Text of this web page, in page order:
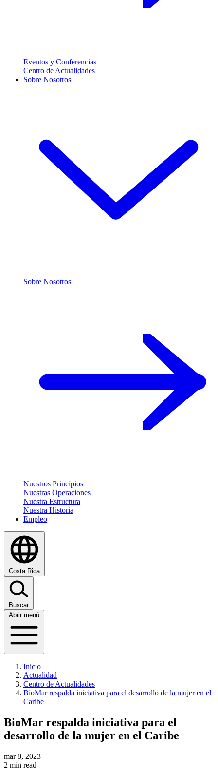
Eventos y Conferencias
Centro de Actualidades
Sobre Nosotros
Sobre Nosotros
Nuestros Principios
Nuestras Operaciones
Nuestra Estructura
Nuestra Historia
Empleo
Costa Rica
Buscar
Abrir menú
Inicio
Actualidad
Centro de Actualidades
BioMar respalda iniciativa para el desarrollo de la mujer en el
Caribe
BioMar respalda iniciativa para el
desarrollo de la mujer en el Caribe
mar 8, 2023
2 min read